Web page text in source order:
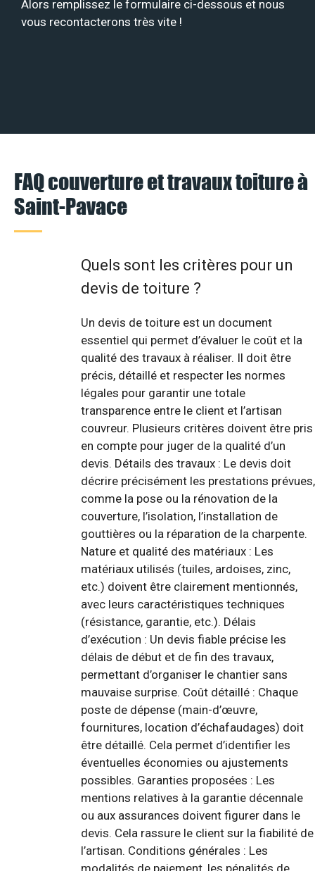
Alors remplissez le formulaire ci-dessous et nous
vous recontacterons très vite !
FAQ couverture et travaux toiture à
Saint-Pavace
Quels sont les critères pour un
devis de toiture ?
Un devis de toiture est un document
essentiel qui permet d’évaluer le coût et la
qualité des travaux à réaliser. Il doit être
précis, détaillé et respecter les normes
légales pour garantir une totale
transparence entre le client et l’artisan
couvreur. Plusieurs critères doivent être pris
en compte pour juger de la qualité d’un
devis. Détails des travaux : Le devis doit
décrire précisément les prestations prévues,
comme la pose ou la rénovation de la
couverture, l’isolation, l’installation de
gouttières ou la réparation de la charpente.
Nature et qualité des matériaux : Les
matériaux utilisés (tuiles, ardoises, zinc,
etc.) doivent être clairement mentionnés,
avec leurs caractéristiques techniques
(résistance, garantie, etc.). Délais
d’exécution : Un devis fiable précise les
délais de début et de fin des travaux,
permettant d’organiser le chantier sans
mauvaise surprise. Coût détaillé : Chaque
poste de dépense (main-d’œuvre,
fournitures, location d’échafaudages) doit
être détaillé. Cela permet d’identifier les
éventuelles économies ou ajustements
possibles. Garanties proposées : Les
mentions relatives à la garantie décennale
ou aux assurances doivent figurer dans le
devis. Cela rassure le client sur la fiabilité de
l’artisan. Conditions générales : Les
modalités de paiement, les pénalités de